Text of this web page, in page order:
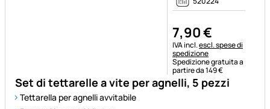
Set di tettarelle a vite per agnelli, 5 pezzi
Tettarella per agnelli avvitabile
7,90€
Informazioni fiscali:
IVA incl.escl. spese di
spedizione
Spedizione gratuita a
partire da 149 €